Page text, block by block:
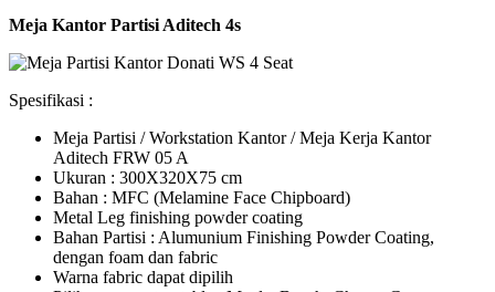
Meja Kantor Partisi Aditech 4s
Spesifikasi :
Meja Partisi / Workstation Kantor / Meja Kerja Kantor
Aditech FRW 05 A
Ukuran : 300X320X75 cm
Bahan : MFC (Melamine Face Chipboard)
Metal Leg finishing powder coating
Bahan Partisi : Alumunium Finishing Powder Coating,
dengan foam dan fabric
Warna fabric dapat dipilih